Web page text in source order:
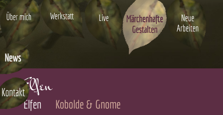
Elfen
Elfen
Kobolde & Gnome